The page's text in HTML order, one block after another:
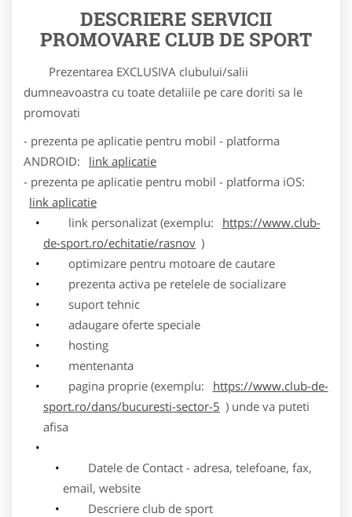
DESCRIERE SERVICII
PROMOVARE CLUB DE SPORT
Prezentarea EXCLUSIVA clubului/salii
dumneavoastra cu toate detaliile pe care doriti sa le
promovati
- prezenta pe aplicatie pentru mobil - platforma
ANDROID:
link aplicatie
- prezenta pe aplicatie pentru mobil - platforma iOS:
link aplicatie
link personalizat (exemplu:
https://www.club-
de-sport.ro/echitatie/rasnov )
optimizare pentru motoare de cautare
prezenta activa pe retelele de socializare
suport tehnic
adaugare oferte speciale
hosting
mentenanta
pagina proprie (exemplu:
https://www.club-de-
sport.ro/dans/bucuresti-sector-5 ) unde va puteti
afisa
Datele de Contact - adresa, telefoane, fax,
email, website
Descriere club de sport